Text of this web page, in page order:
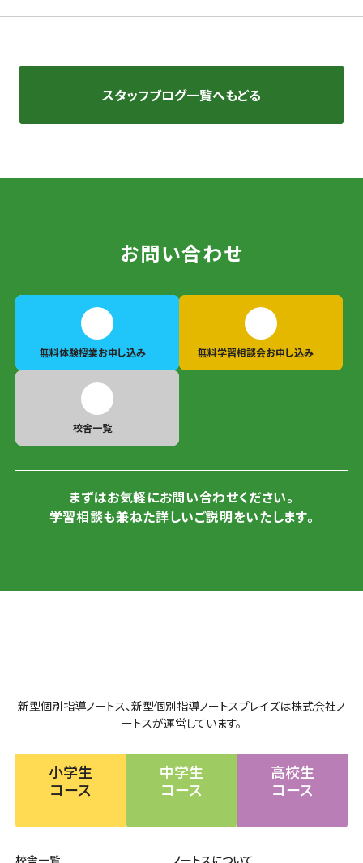
スタッフブログ一覧へもどる
お問い合わせ
無料体験授業お申し込み 無料学習相談会お申し込み
校舎一覧
まずはお気軽にお問い合わせください。
学習相談も兼ねた詳しいご説明をいたします。
新型個別指導ノートス、新型個別指導ノートスプレイズは株式会社ノ
ートスが運営しています。
小学生
コース
中学生
コース
高校生
コース
校舎一覧 ノートスについて